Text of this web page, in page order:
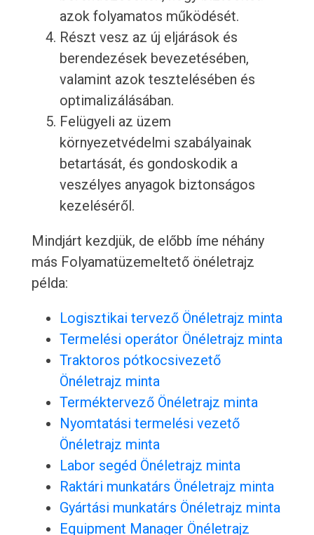
azok folyamatos működését.
Részt vesz az új eljárások és
berendezések bevezetésében,
valamint azok tesztelésében és
optimalizálásában.
Felügyeli az üzem
környezetvédelmi szabályainak
betartását, és gondoskodik a
veszélyes anyagok biztonságos
kezeléséről.
Mindjárt kezdjük, de előbb íme néhány
más Folyamatüzemeltető önéletrajz
példa:
Logisztikai tervező Önéletrajz minta
Termelési operátor Önéletrajz minta
Traktoros pótkocsivezető
Önéletrajz minta
Terméktervező Önéletrajz minta
Nyomtatási termelési vezető
Önéletrajz minta
Labor segéd Önéletrajz minta
Raktári munkatárs Önéletrajz minta
Gyártási munkatárs Önéletrajz minta
Equipment Manager Önéletrajz